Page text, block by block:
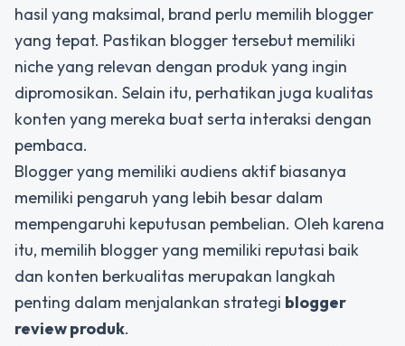
hasil yang maksimal, brand perlu memilih blogger
yang tepat. Pastikan blogger tersebut memiliki
niche yang relevan dengan produk yang ingin
dipromosikan. Selain itu, perhatikan juga kualitas
konten yang mereka buat serta interaksi dengan
pembaca.
Blogger yang memiliki audiens aktif biasanya
memiliki pengaruh yang lebih besar dalam
mempengaruhi keputusan pembelian. Oleh karena
itu, memilih blogger yang memiliki reputasi baik
dan konten berkualitas merupakan langkah
penting dalam menjalankan strategi blogger
review produk.